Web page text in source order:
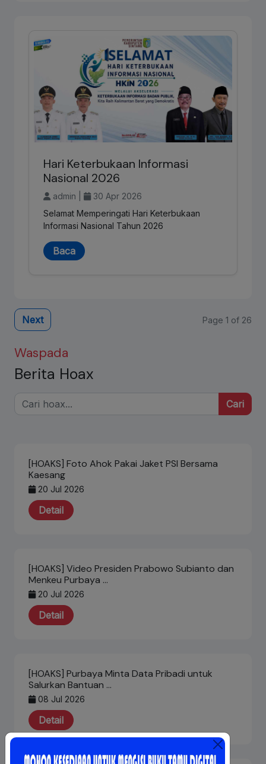
Hari Keterbukaan Informasi
Nasional 2026
admin |
30 Apr 2026
Selamat Memperingati Hari Keterbukaan
Informasi Nasional Tahun 2026
Baca
Next Page 1 of 26
Waspada
Berita Hoax
Cari
[HOAKS] Foto Ahok Pakai Jaket PSI Bersama
Kaesang
20 Jul 2026
Detail
[HOAKS] Video Presiden Prabowo Subianto dan
Menkeu Purbaya …
20 Jul 2026
Detail
[HOAKS] Purbaya Minta Data Pribadi untuk
Salurkan Bantuan …
08 Jul 2026
Detail